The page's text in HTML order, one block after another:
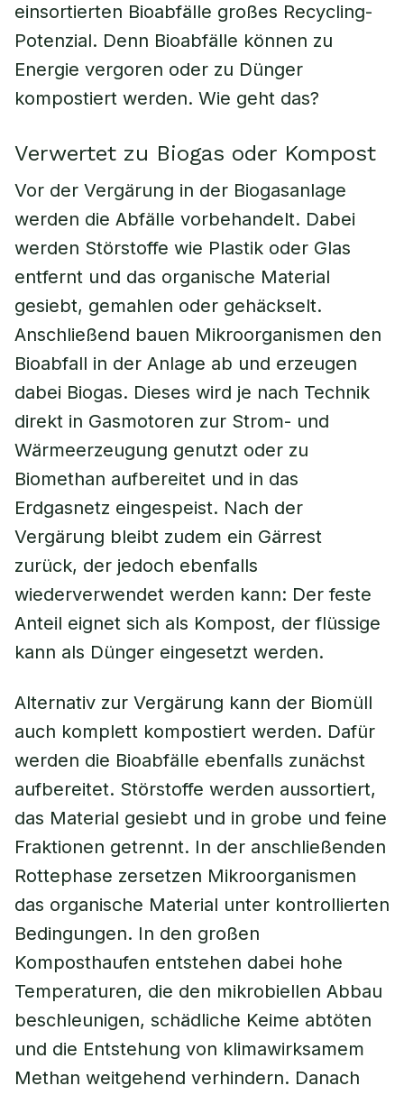
einsortierten Bioabfälle großes Recycling-
Potenzial. Denn Bioabfälle können zu
Energie vergoren oder zu Dünger
kompostiert werden. Wie geht das?
Verwertet zu Biogas oder Kompost
Vor der Vergärung in der Biogasanlage
werden die Abfälle vorbehandelt. Dabei
werden Störstoffe wie Plastik oder Glas
entfernt und das organische Material
gesiebt, gemahlen oder gehäckselt.
Anschließend bauen Mikroorganismen den
Bioabfall in der Anlage ab und erzeugen
dabei Biogas. Dieses wird je nach Technik
direkt in Gasmotoren zur Strom- und
Wärmeerzeugung genutzt oder zu
Biomethan aufbereitet und in das
Erdgasnetz eingespeist. Nach der
Vergärung bleibt zudem ein Gärrest
zurück, der jedoch ebenfalls
wiederverwendet werden kann: Der feste
Anteil eignet sich als Kompost, der flüssige
kann als Dünger eingesetzt werden.
Alternativ zur Vergärung kann der Biomüll
auch komplett kompostiert werden. Dafür
werden die Bioabfälle ebenfalls zunächst
aufbereitet. Störstoffe werden aussortiert,
das Material gesiebt und in grobe und feine
Fraktionen getrennt. In der anschließenden
Rottephase zersetzen Mikroorganismen
das organische Material unter kontrollierten
Bedingungen. In den großen
Komposthaufen entstehen dabei hohe
Temperaturen, die den mikrobiellen Abbau
beschleunigen, schädliche Keime abtöten
und die Entstehung von klimawirksamem
Methan weitgehend verhindern. Danach